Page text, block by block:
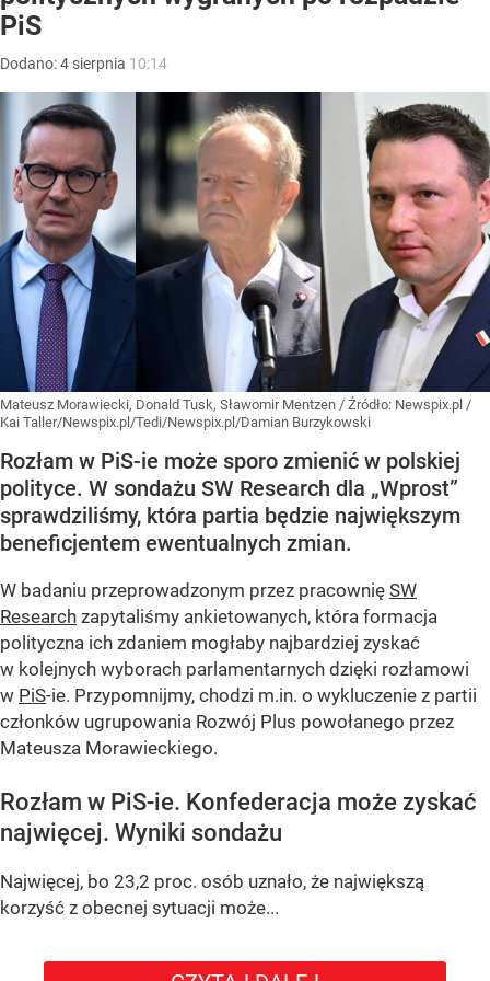
PiS
Dodano:4 sierpnia 10:14
Mateusz Morawiecki, Donald Tusk, Sławomir Mentzen / Źródło: Newspix.pl /
Kai Taller/Newspix.pl/Tedi/Newspix.pl/Damian Burzykowski
Rozłam w PiS-ie może sporo zmienić w polskiej
polityce. W sondażu SW Research dla „Wprost”
sprawdziliśmy, która partia będzie największym
beneficjentem ewentualnych zmian.
W badaniu przeprowadzonym przez pracownię SW
Research zapytaliśmy ankietowanych, która formacja
polityczna ich zdaniem mogłaby najbardziej zyskać
w kolejnych wyborach parlamentarnych dzięki rozłamowi
w PiS-ie. Przypomnijmy, chodzi m.in. o wykluczenie z partii
członków ugrupowania Rozwój Plus powołanego przez
Mateusza Morawieckiego.
Rozłam w PiS-ie. Konfederacja może zyskać
najwięcej. Wyniki sondażu
Najwięcej, bo 23,2 proc. osób uznało, że największą
korzyść z obecnej sytuacji może...